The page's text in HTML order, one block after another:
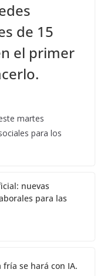
de 15
el primer
martes
para los
nuevas
para las
fría se hará con IA.